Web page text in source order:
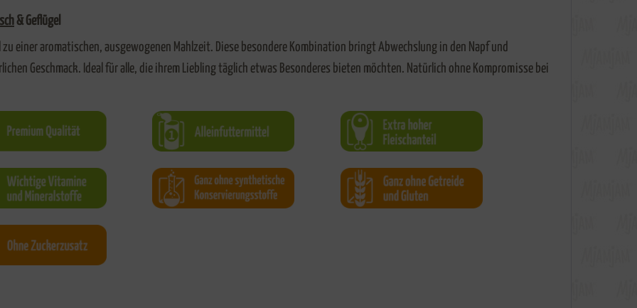
& Geflügel
einer aromatischen, ausgewogenen Mahlzeit. Diese besondere Kombination bringt Abwechslung in den Napf und
Geschmack. Ideal für alle, die ihrem Liebling täglich etwas Besonderes bieten möchten. Natürlich ohne Kompromisse bei